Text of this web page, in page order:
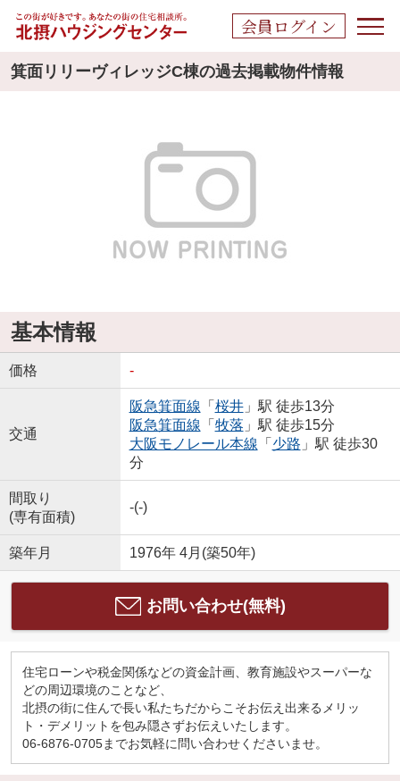
会員ログイン
箕面リリーヴィレッジC棟の過去掲載物件情報
基本情報
価格 -
交通
阪急箕面線 「 桜井」駅 徒歩13分
阪急箕面線 「 牧落 」駅 徒歩15分
大阪モノレール本線 「 少路 」駅 徒歩30
分
間取り
(専有面積)
-(-)
築年月 1976年 4月(築50年)
お問い合わせ(無料)
住宅ローンや税金関係などの資金計画、教育施設やスーパーな
どの周辺環境のことなど、
北摂の街に住んで長い私たちだからこそお伝え出来るメリッ
ト・デメリットを包み隠さずお伝えいたします。
06-6876-0705までお気軽に問い合わせくださいませ。